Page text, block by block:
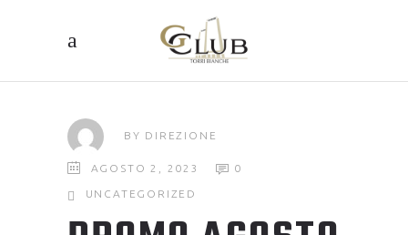
BY DIREZIONE
AGOSTO 2, 2023 0
UNCATEGORIZED